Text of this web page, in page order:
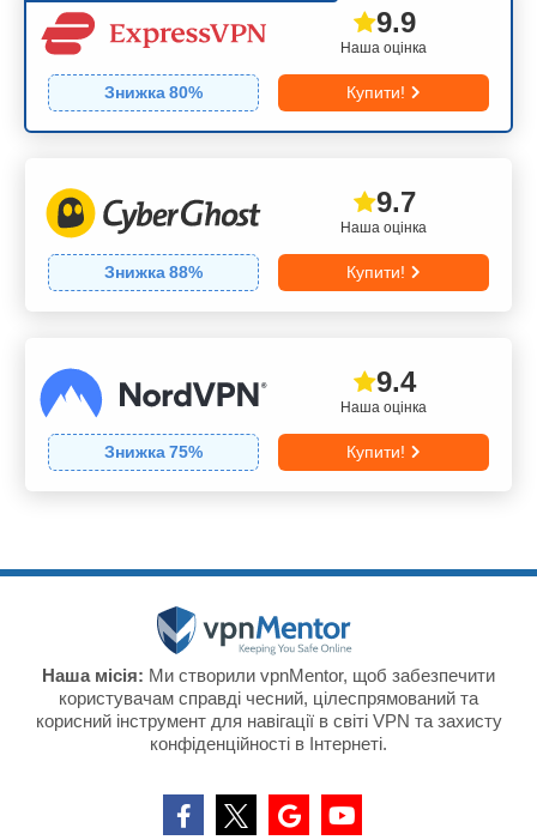
Наша оцінка
9.9
Знижка80% Купити!
Наша оцінка
9.7
Знижка88% Купити!
Наша оцінка
9.4
Знижка75% Купити!
Наша місія: Ми створили vpnMentor, щоб забезпечити
користувачам справді чесний, цілеспрямований та
корисний інструмент для навігації в світі VPN та захисту
конфіденційності в Інтернеті.